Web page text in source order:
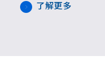
合減稅條件，但卻未在期
稅，財政部台北國稅局提
了解更多